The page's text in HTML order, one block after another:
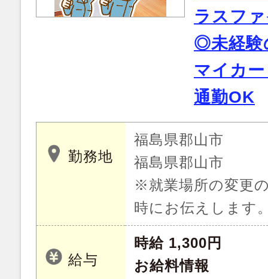
ラスフ
◎未経験
マイカ
通勤OK
勤務地
福島県郡山市
福島県郡山市
※就業場所の変更
時にお伝えします
給与
時給 1,300円
お給料情報